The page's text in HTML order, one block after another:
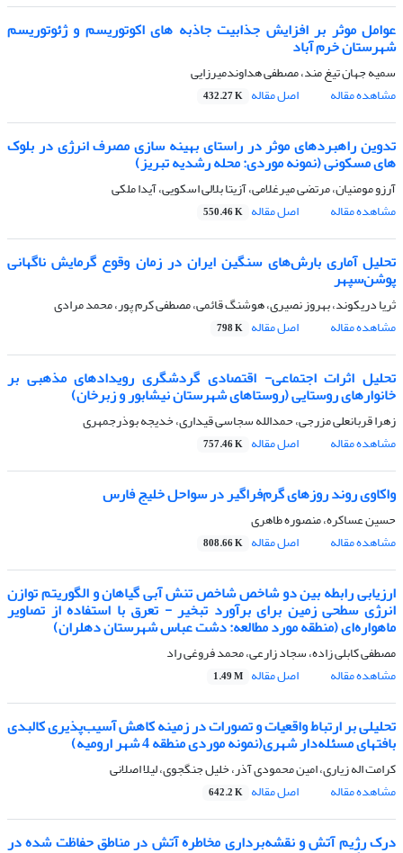
عوامل موثر بر افزایش جذابیت جاذبه های اکوتوریسم و ژئوتوریسم
شهرستان خرم آباد
سمیه جهان تیغ مند، مصطفی هداوندمیرزایی
مشاهده مقاله
اصل مقاله 432.27 K
تدوین راهبردهای موثر در راستای بهینه سازی مصرف انرژی در بلوک
های مسکونی (نمونه موردی: محله رشدیه تبریز)
آرزو مومنیان، مرتضی میرغلامی، آزیتا بلالی اسکویی، آیدا ملکی
مشاهده مقاله
اصل مقاله 550.46 K
تحلیل آماری بارش‌های سنگین ایران در زمان وقوع گرمایش ناگهانی
پوشن‌سپهر
ثریا دریکوند، بهروز نصیری، هوشنگ قائمی، مصطفی کرم پور، محمد مرادی
مشاهده مقاله
اصل مقاله 798 K
تحلیل اثرات اجتماعی- اقتصادی گردشگری رویدادهای مذهبی بر
خانوارهای روستایی (روستاهای شهرستان نیشابور و زبرخان)
زهرا قربانعلی مزرجی، حمدالله سجاسی قیداری، خدیجه بوذرجمهری
مشاهده مقاله
اصل مقاله 757.46 K
واکاوی روند روزهای گرم‌فراگیر در سواحل خلیج فارس
حسین عساکره، منصوره طاهری
مشاهده مقاله
اصل مقاله 808.66 K
ارزیابی رابطه بین دو شاخص شاخص تنش آبی گیاهان و الگوریتم توازن
انرژی سطحی زمین برای برآورد تبخیر - تعرق با استفاده از تصاویر
ماهواره‌ای (منطقه مورد مطالعه: دشت عباس شهرستان دهلران)
مصطفی کابلی زاده، سجاد زارعی، محمد فروغی راد
مشاهده مقاله
اصل مقاله 1.49 M
تحلیلی بر ارتباط واقعیات و تصورات در زمینه کاهش آسیب‌پذیری کالبدی
بافتهای مسئله‌دار شهری(نمونه موردی منطقه 4 شهر ارومیه)
کرامت اله زیاری، امین محمودی آذر، خلیل جنگجوی، لیلا اصلانی
مشاهده مقاله
اصل مقاله 642.2 K
درک رژیم آتش و نقشه‌برداری مخاطره آتش در مناطق حفاظت شده در